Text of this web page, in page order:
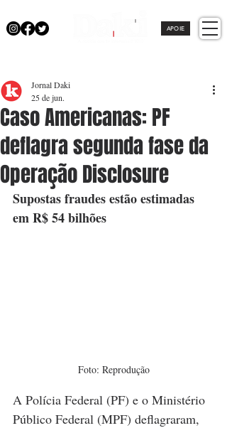
APOIE
Caso Americanas: PF
deflagra segunda fase da
Operação Disclosure
Jornal Daki
25 de jun.
Supostas fraudes estão estimadas
em R$ 54 bilhões
Foto: Reprodução
A Polícia Federal (PF) e o Ministério
Público Federal (MPF) deflagraram,